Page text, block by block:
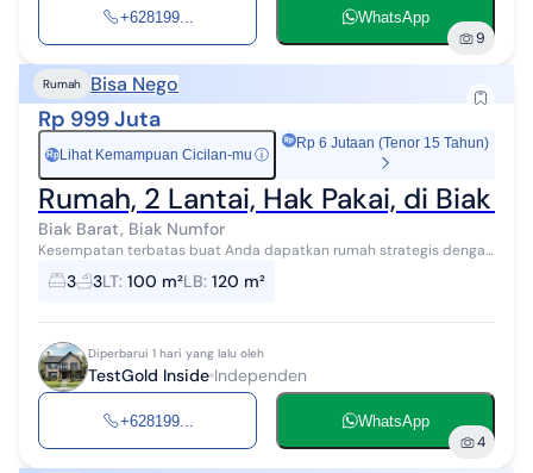
+628199... WhatsApp
9
Rumah Bisa Nego
Rp 999 Juta
Rp Lihat Kemampuan Cicilan-mu ⓘ
Rp 6 Jutaan (Tenor 15 Tahun)
Rumah, 2 Lantai, Hak Pakai, di Biak
Biak Barat, Biak Numfor
Kesempatan terbatas buat Anda dapatkan rumah strategis dengan
return investasi tinggi di Biak Barat, Biak Numfor. Rumah ini
menawarkan lokasi yang...
3 3LT: 100 m²LB: 120 m²
Diperbarui 1 hari yang lalu oleh
TestGold Inside Independen
+628199... WhatsApp
4